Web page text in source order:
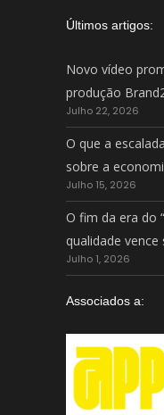
Últimos artigos:
Novo vídeo
produção
Julho 22, 2026
O que a
sobre a
Julho 15, 2026
O fim da era do
qualidade vence
Julho 1, 2026
Associados a: